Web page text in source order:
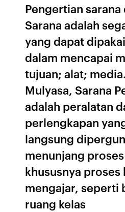
Pengertian sarana
Sarana adalah
yang dapat
dalam mencapai
tujuan; alat;
Mulyasa, Sarana
adalah peralatan
perlengkapan
langsung
menunjang
khususnya proses
mengajar, seperti
ruang kelas